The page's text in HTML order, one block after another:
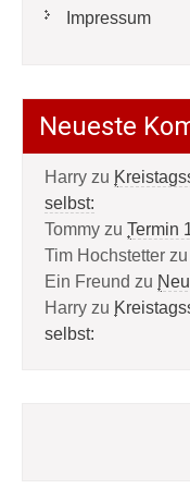
Impressum
Neueste
Harry zu
selbst:
Tommy zu Termin
Tim Hochstetter zu
Ein Freund zu
Harry zu
selbst: